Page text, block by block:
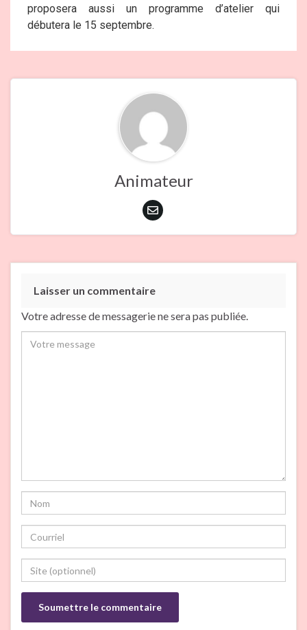
proposera aussi un programme d’atelier qui
débutera le 15 septembre.
Animateur
Laisser un commentaire
Votre adresse de messagerie ne sera pas publiée.